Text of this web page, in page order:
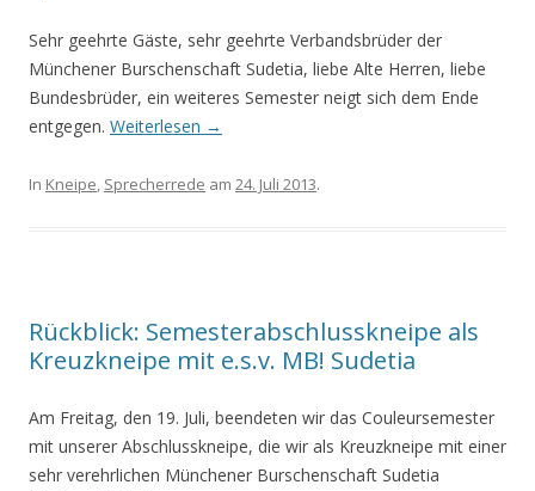
Sehr geehrte Gäste, sehr geehrte Verbandsbrüder der
Münchener Burschenschaft Sudetia, liebe Alte Herren, liebe
Bundesbrüder, ein weiteres Semester neigt sich dem Ende
entgegen. Weiterlesen →
In Kneipe, Sprecherrede am 24. Juli 2013.
Rückblick: Semesterabschlusskneipe als
Kreuzkneipe mit e.s.v. MB! Sudetia
Am Freitag, den 19. Juli, beendeten wir das Couleursemester
mit unserer Abschlusskneipe, die wir als Kreuzkneipe mit einer
sehr verehrlichen Münchener Burschenschaft Sudetia